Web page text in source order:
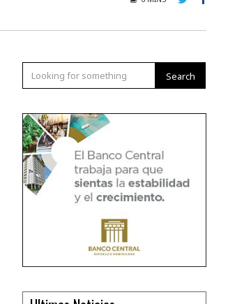
Search